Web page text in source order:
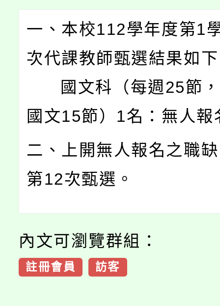
一、本校112學年度第1
次代課教師甄選結果如
國文科（每週25節，
國文15節）1名：無人報
二、上開無人報名之職
第12次甄選。
內文可瀏覽群組：
註冊會員 訪客